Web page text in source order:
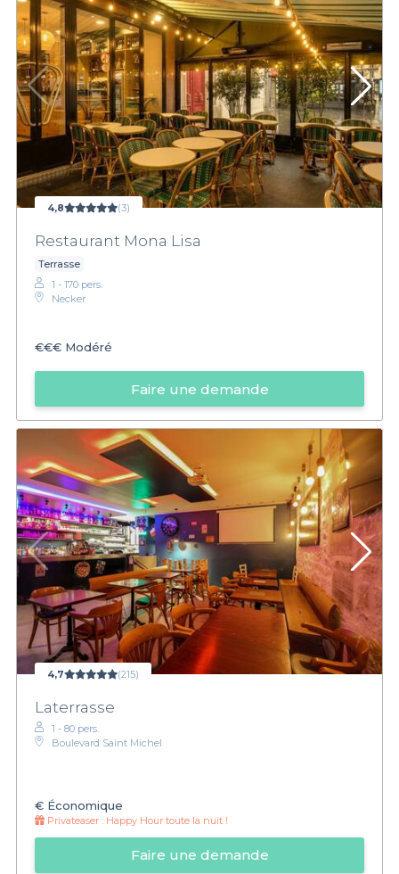
4,8 (3)
Restaurant Mona Lisa
Terrasse
1 - 170 pers.
Necker
€€€ Modéré
Faire une demande
4,7 (215)
Laterrasse
1 - 80 pers.
Boulevard Saint Michel
€ Économique
Privateaser : Happy Hour toute la nuit !
Faire une demande